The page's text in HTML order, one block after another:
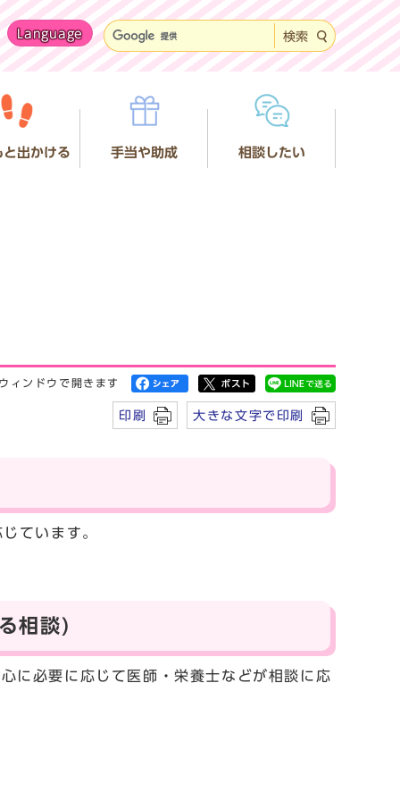
Language 検索
と出かける 手当や助成 相談したい
ィンドウで開きます
印刷 大きな文字で印刷
ています。
相談)
に必要に応じて医師・栄養士などが相談に応